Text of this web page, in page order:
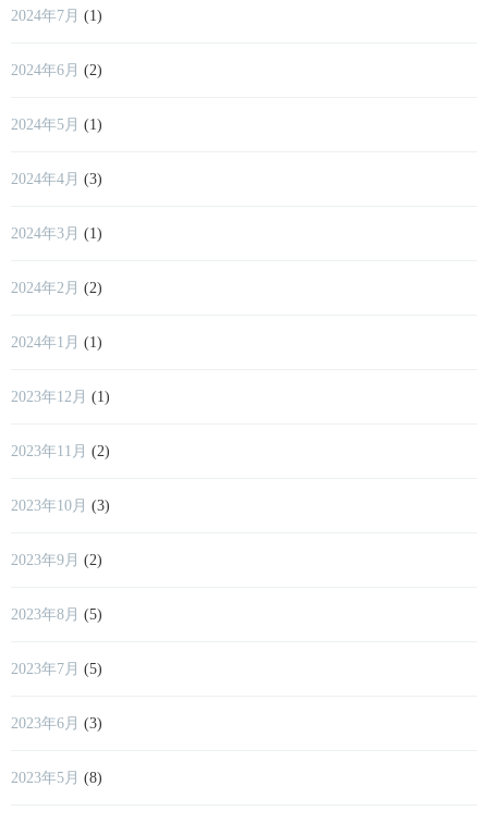
2024年7月 (1)
2024年6月 (2)
2024年5月 (1)
2024年4月 (3)
2024年3月 (1)
2024年2月 (2)
2024年1月 (1)
2023年12月 (1)
2023年11月 (2)
2023年10月 (3)
2023年9月 (2)
2023年8月 (5)
2023年7月 (5)
2023年6月 (3)
2023年5月 (8)